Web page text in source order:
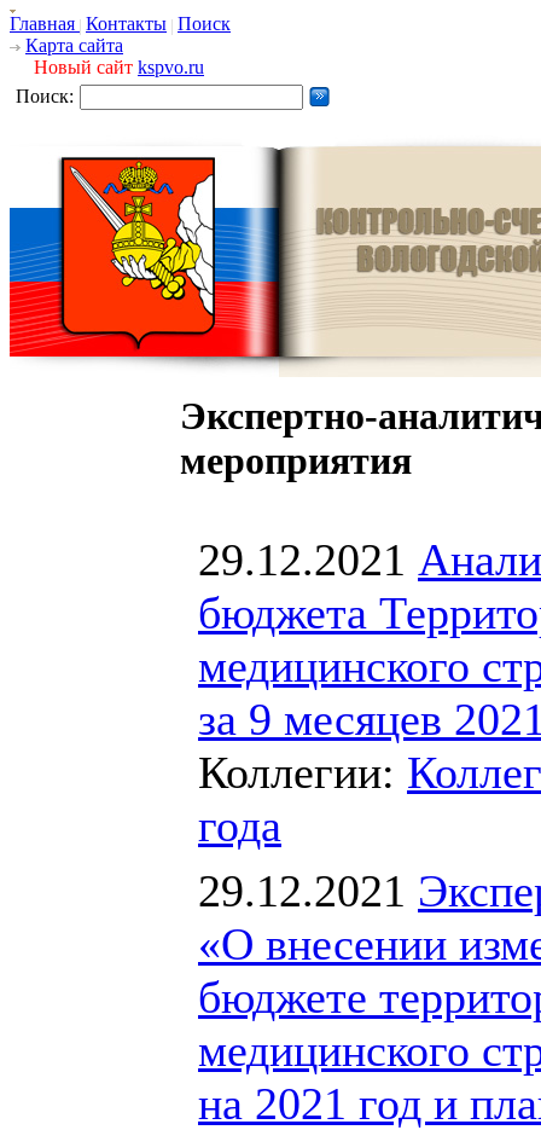
Главная Контакты Поиск
Карта сайта
Новый сайт kspvo.ru
Поиск:
Экспертно-
мероприятия
29.12.2021
бюджета
медицинского
за 9 месяцев
Коллегии:
года
29.12.2021
«О внесении
бюджете
медицинского
на 2021 год и